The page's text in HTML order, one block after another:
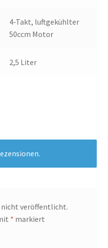
4-Takt, luftgekühlter
50ccm Motor
2,5 Liter
nicht veröffentlicht.
* markiert